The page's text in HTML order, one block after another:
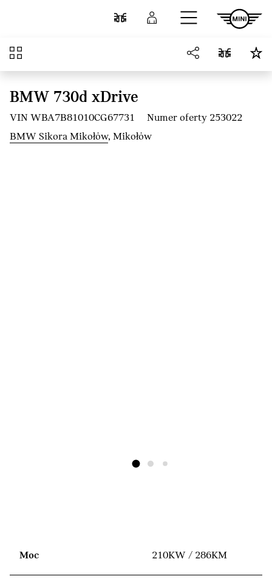
Przejdź do głównej treści
Porównaj Zaloguj się
Przegląd
BMW 730d xDrive
VIN WBA7B81010CG67731
Numer oferty 253022
BMW Sikora Mikołów, Mikołów
Moc 210KW / 286KM